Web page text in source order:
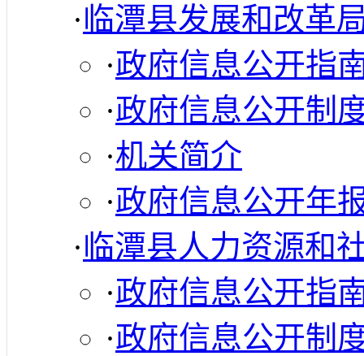
·临潭县发展和改革
·政府信息公开指
·政府信息公开制
·机关简介
·政府信息公开年
·临潭县人力资源和
·政府信息公开指
·政府信息公开制